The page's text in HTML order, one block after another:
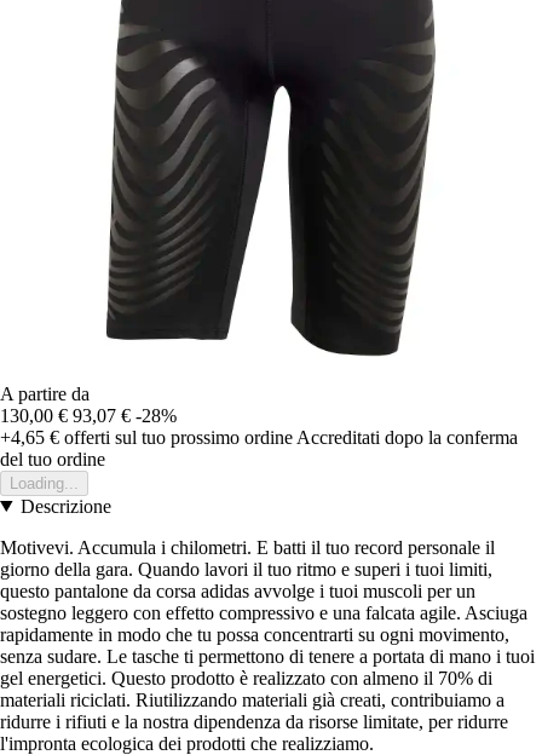
A partire da
130,00 € 93,07 € -28%
+4,65 € offerti sul tuo prossimo ordine Accreditati dopo la conferma
del tuo ordine
Loading...
Descrizione
Motivevi. Accumula i chilometri. E batti il tuo record personale il
giorno della gara. Quando lavori il tuo ritmo e superi i tuoi limiti,
questo pantalone da corsa adidas avvolge i tuoi muscoli per un
sostegno leggero con effetto compressivo e una falcata agile. Asciuga
rapidamente in modo che tu possa concentrarti su ogni movimento,
senza sudare. Le tasche ti permettono di tenere a portata di mano i tuoi
gel energetici. Questo prodotto è realizzato con almeno il 70% di
materiali riciclati. Riutilizzando materiali già creati, contribuiamo a
ridurre i rifiuti e la nostra dipendenza da risorse limitate, per ridurre
l'impronta ecologica dei prodotti che realizziamo.